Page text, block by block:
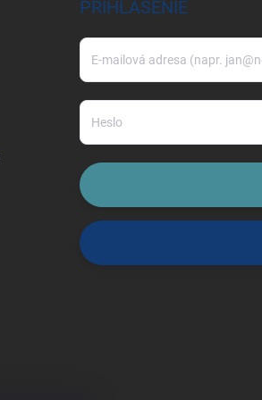
PRIHLÁSENIE